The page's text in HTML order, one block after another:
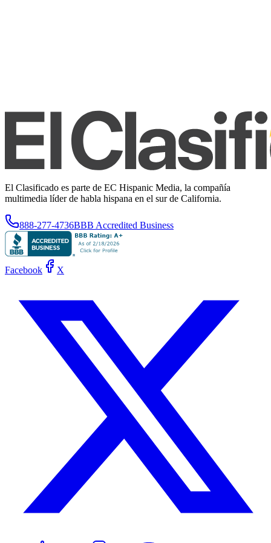
El Clasificado es parte de EC Hispanic Media, la compañía
multimedia líder de habla hispana en el sur de California.
888-277-4736BBB Accredited Business
Facebook X